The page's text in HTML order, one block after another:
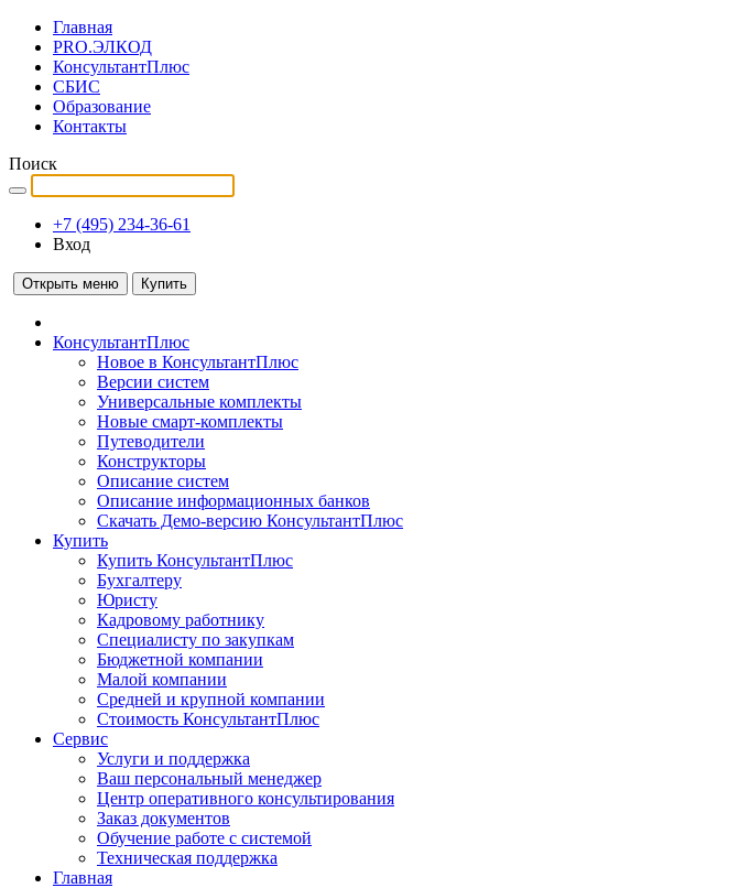
Главная
PRO.ЭЛКОД
КонсультантПлюс
СБИС
Образование
Контакты
Поиск
+7 (495) 234-36-61
Вход
Открыть меню Купить
КонсультантПлюс
Новое в КонсультантПлюс
Версии систем
Универсальные комплекты
Новые смарт-комплекты
Путеводители
Конструкторы
Описание систем
Описание информационных банков
Скачать Демо-версию КонсультантПлюс
Купить
Купить КонсультантПлюс
Бухгалтеру
Юристу
Кадровому работнику
Специалисту по закупкам
Бюджетной компании
Малой компании
Средней и крупной компании
Стоимость КонсультантПлюс
Сервис
Услуги и поддержка
Ваш персональный менеджер
Центр оперативного консультирования
Заказ документов
Обучение работе с системой
Техническая поддержка
Главная